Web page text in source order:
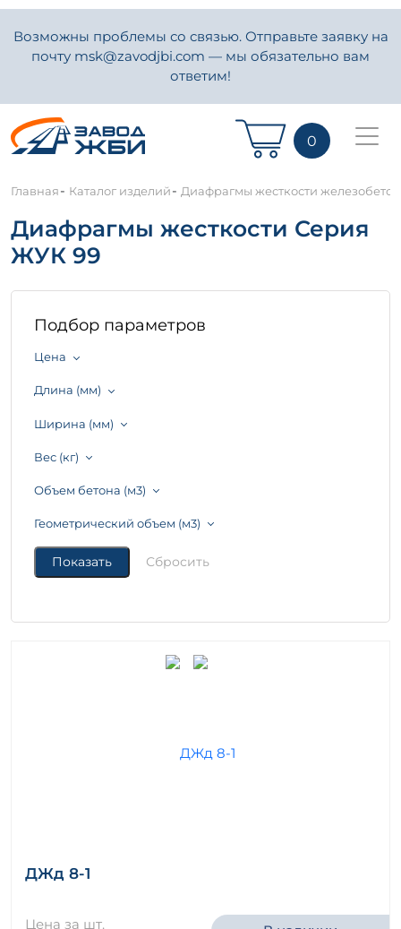
Возможны проблемы со связью. Отправьте заявку на
почту msk@zavodjbi.com — мы обязательно вам
ответим!
0
Главная- Каталог изделий- Диафрагмы жесткости
Диафрагмы жесткости Серия
ЖУК 99
Подбор параметров
Цена
Длина (мм)
Ширина (мм)
Вес (кг)
Объем бетона (м3)
Геометрический объем (м3)
ДЖд 8-1
Цена за шт.